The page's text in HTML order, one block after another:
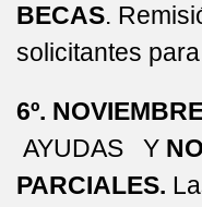
BECAS.
solicitantes
6º.
AYUDAS Y
PARCIALES.